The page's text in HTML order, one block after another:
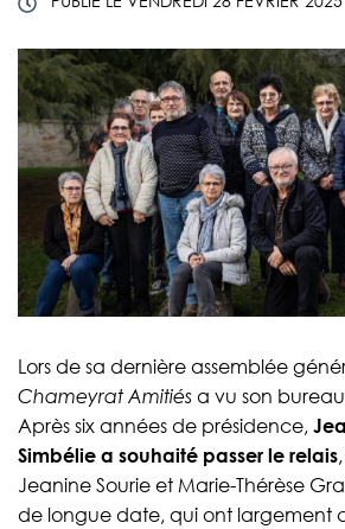
Lors de sa dernière assemblée
Chameyrat Amitiés a vu son
Après six années de présidence,
Simbélie a souhaité passer le relais
Jeanine Sourie et Marie-Thérèse
de longue date, qui ont largement